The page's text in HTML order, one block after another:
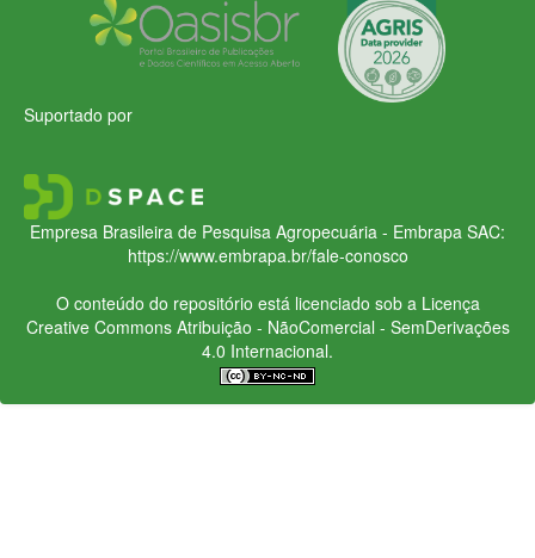
Suportado por
Empresa Brasileira de Pesquisa Agropecuária - Embrapa SAC:
https://www.embrapa.br/fale-conosco
O conteúdo do repositório está licenciado sob a Licença
Creative CommonsAtribuição - NãoComercial - SemDerivações
4.0 Internacional.